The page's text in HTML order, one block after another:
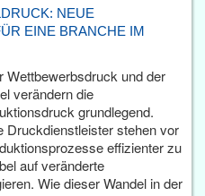
NEUE
EINE BRANCHE IM
Wettbewerbsdruck und der
verändern die
grundlegend.
Druckdienstleister stehen vor
effizienter zu
auf veränderte
Wie dieser Wandel in der